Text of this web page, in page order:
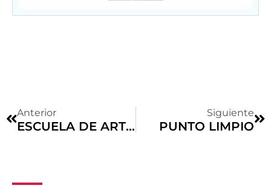
Anterior
ESCUELA DE ARTES.
Siguiente
PUNTO LIMPIO